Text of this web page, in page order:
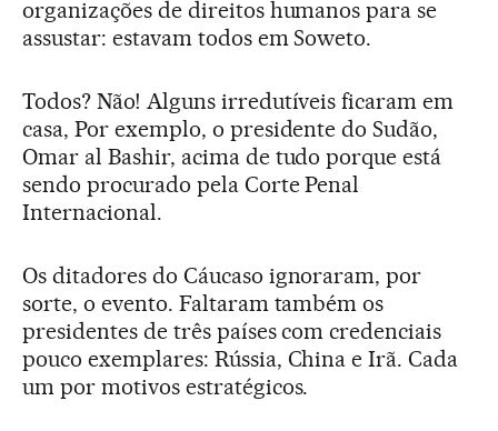
organizações de direitos humanos para se
assustar: estavam todos em Soweto.
Todos? Não! Alguns irredutíveis ficaram em
casa, Por exemplo, o presidente do Sudão,
Omar al Bashir, acima de tudo porque está
sendo procurado pela Corte Penal
Internacional.
Os ditadores do Cáucaso ignoraram, por
sorte, o evento. Faltaram também os
presidentes de três países com credenciais
pouco exemplares: Rússia, China e Irã. Cada
um por motivos estratégicos.